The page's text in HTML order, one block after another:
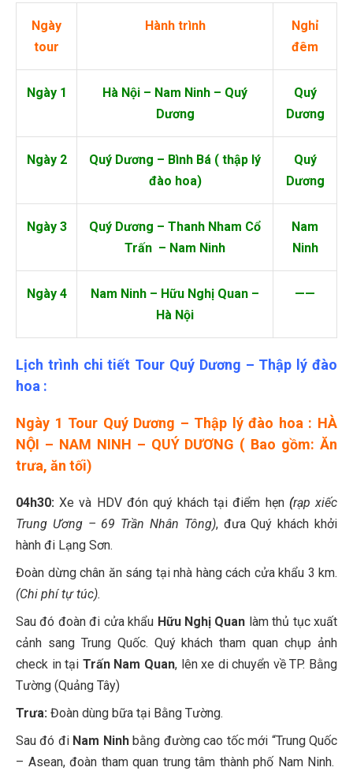
Ngày
tour
Hành trình
Nghỉ
đêm
Ngày 1
Hà Nội – Nam Ninh – Quý
Dương
Quý
Dương
Ngày 2
Quý Dương – Bình Bá ( thập lý
đào hoa)
Quý
Dương
Ngày 3
Quý Dương – Thanh Nham Cổ
Trấn – Nam Ninh
Nam
Ninh
Ngày 4
Nam Ninh – Hữu Nghị Quan –
Hà Nội
——
Lịch trình chi tiết Tour Quý Dương – Thập lý đào
hoa :
Ngày 1 Tour Quý Dương – Thập lý đào hoa : HÀ
NỘI – NAM NINH – QUÝ DƯƠNG ( Bao gồm: Ăn
trưa, ăn tối)
04h30: Xe và HDV đón quý khách tại điểm hẹn (rạp xiếc
Trung Ương – 69 Trần Nhân Tông), đưa Quý khách khởi
hành đi Lạng Sơn.
Đoàn dừng chân ăn sáng tại nhà hàng cách cửa khẩu 3 km.
(Chi phí tự túc).
Sau đó đoàn đi cửa khẩu Hữu Nghị Quan làm thủ tục xuất
cảnh sang Trung Quốc. Quý khách tham quan chụp ảnh
check in tại Trấn Nam Quan, lên xe di chuyển về TP. Bằng
Tường (Quảng Tây)
Trưa: Đoàn dùng bữa tại Bằng Tường.
Sau đó đi Nam Ninh bằng đường cao tốc mới “Trung Quốc
– Asean, đoàn tham quan trung tâm thành phố Nam Ninh.